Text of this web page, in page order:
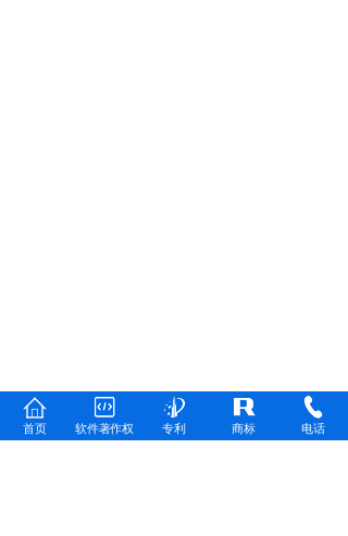
首页 软件著作权 专利 商标 电话